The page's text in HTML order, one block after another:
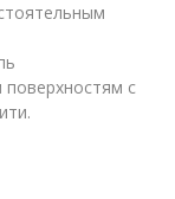
с